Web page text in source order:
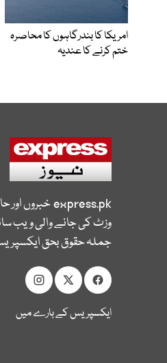
امریکا کا بندرگاہوں کا محاصرہ
ختم کرنے کا عندیہ
express.pkخبروں اور
وزٹ کی جانے والی ویب
جملہ حقوق بحق
ایکسپریس کے بارے میں